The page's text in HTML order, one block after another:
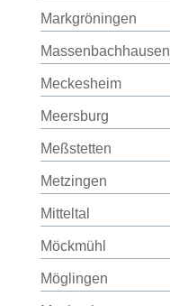
Markgröningen
Massenbachhausen
Meckesheim
Meersburg
Meßstetten
Metzingen
Mitteltal
Möckmühl
Möglingen